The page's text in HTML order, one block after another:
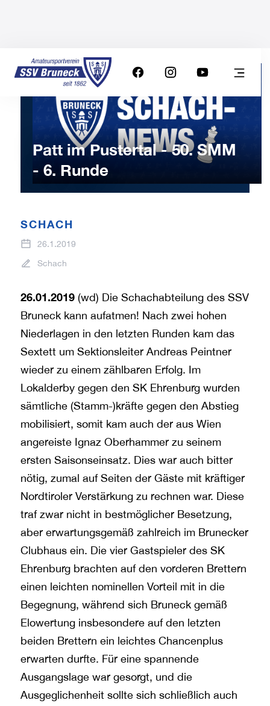
Patt im Pustertal - 50. SMM
- 6. Runde
SCHACH
26.1.2019
Schach
26.01.2019(wd) Die Schachabteilung des SSV
Bruneck kann aufatmen! Nach zwei hohen
Niederlagen in den letzten Runden kam das
Sextett um Sektionsleiter Andreas Peintner
wieder zu einem zählbaren Erfolg. Im
Lokalderby gegen den SK Ehrenburg wurden
sämtliche (Stamm-)kräfte gegen den Abstieg
mobilisiert, somit kam auch der aus Wien
angereiste Ignaz Oberhammer zu seinem
ersten Saisonseinsatz. Dies war auch bitter
nötig, zumal auf Seiten der Gäste mit kräftiger
Nordtiroler Verstärkung zu rechnen war. Diese
traf zwar nicht in bestmöglicher Besetzung,
aber erwartungsgemäß zahlreich im Brunecker
Clubhaus ein. Die vier Gastspieler des SK
Ehrenburg brachten auf den vorderen Brettern
einen leichten nominellen Vorteil mit in die
Begegnung, während sich Bruneck gemäß
Elowertung insbesondere auf den letzten
beiden Brettern ein leichtes Chancenplus
erwarten durfte. Für eine spannende
Ausgangslage war gesorgt, und die
Ausgeglichenheit sollte sich schließlich auch